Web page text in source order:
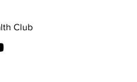
Club